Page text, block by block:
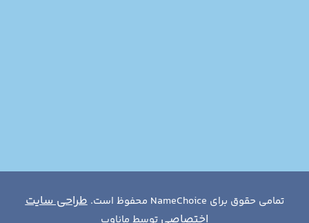
تمامی حقوق برای NameChoice محفوظ است.
طراحی سایت
اختصاصی توسط ماناوب